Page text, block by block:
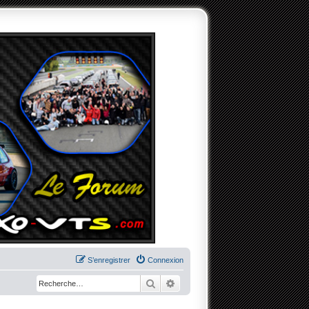
Connexion
S’enregistrer
RechercherRecherche avancée